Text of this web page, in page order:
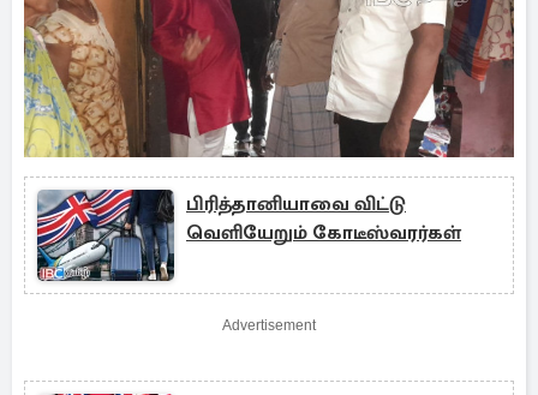
பிரித்தானியாவை விட்டு
வெளியேறும் கோடீஸ்வரர்கள்
Advertisement